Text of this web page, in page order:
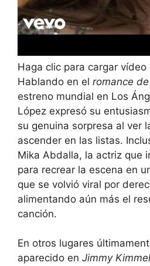
Haga clic para cargar vídeo
Hablando en el romance
estreno mundial en Los
López expresó su
su genuina sorpresa al ver
ascender en las listas.
Mika Abdalla, la actriz que
para recrear la escena en
que se volvió viral por
alimentando aún más el
canción.
En otros lugares
aparecido en Jimmy Kimmel